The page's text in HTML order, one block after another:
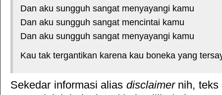
Dan aku sungguh sangat menyayangi kamu
Dan aku sungguh sangat mencintai kamu
Dan aku sungguh sangat menyayangi kamu
Kau tak tergantikan karena kau boneka yang
Sekedar informasi alias disclaimernih, teks